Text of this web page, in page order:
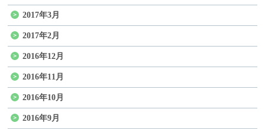
2017年3月
2017年2月
2016年12月
2016年11月
2016年10月
2016年9月